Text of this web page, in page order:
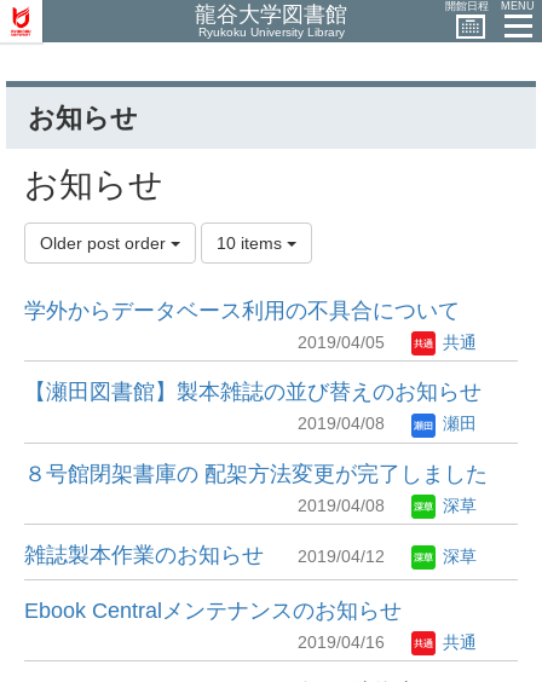
龍谷大学図書館
Ryukoku University Library
開館日程 MENU
お知らせ
お知らせ
Older post order 10 items
学外からデータベース利用の不具合について
2019/04/05 共通
【瀬田図書館】製本雑誌の並び替えのお知らせ
2019/04/08 瀬田
８号館閉架書庫の 配架方法変更が完了しました
2019/04/08 深草
雑誌製本作業のお知らせ 2019/04/12 深草
Ebook Centralメンテナンスのお知らせ
2019/04/16 共通